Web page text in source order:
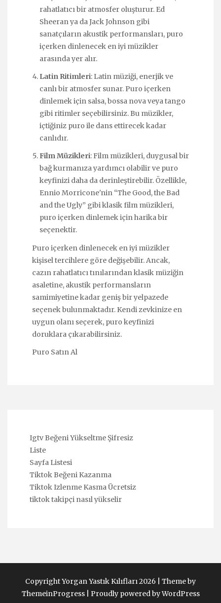
rahatlatıcı bir atmosfer oluşturur. Ed
Sheeran ya da Jack Johnson gibi
sanatçıların akustik performansları, puro
içerken dinlenecek en iyi müzikler
arasında yer alır.
Latin Ritimleri: Latin müziği, enerjik ve
canlı bir atmosfer sunar. Puro içerken
dinlemek için salsa, bossa nova veya tango
gibi ritimler seçebilirsiniz. Bu müzikler,
içtiğiniz puro ile dans ettirecek kadar
canlıdır.
Film Müzikleri: Film müzikleri, duygusal bir
bağ kurmanıza yardımcı olabilir ve puro
keyfinizi daha da derinleştirebilir. Özellikle,
Ennio Morricone'nin “The Good, the Bad
and the Ugly” gibi klasik film müzikleri,
puro içerken dinlemek için harika bir
seçenektir.
Puro içerken dinlenecek en iyi müzikler
kişisel tercihlere göre değişebilir. Ancak,
cazın rahatlatıcı tınılarından klasik müziğin
asaletine, akustik performansların
samimiyetine kadar geniş bir yelpazede
seçenek bulunmaktadır. Kendi zevkinize en
uygun olanı seçerek, puro keyfinizi
doruklara çıkarabilirsiniz.
Puro Satın Al
Igtv Beğeni Yükseltme Şifresiz
Liste
Sayfa Listesi
Tiktok Beğeni Kazanma
Tiktok Izlenme Kasma Ücretsiz
tiktok takipçi nasıl yükselir
Copyright Yorgan Yastık Kılıfları 2026 | Theme by
ThemeinProgress| Proudly powered by WordPress